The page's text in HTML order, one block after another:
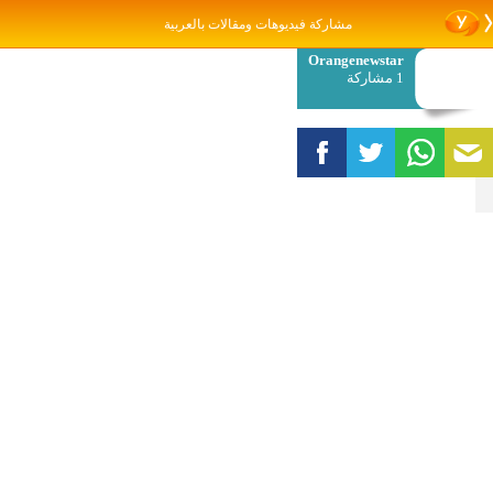
مشاركة فيديوهات ومقالات بالعربية
Orangenewstar
1 مشاركة